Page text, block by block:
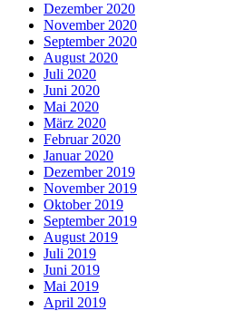
Dezember 2020
November 2020
September 2020
August 2020
Juli 2020
Juni 2020
Mai 2020
März 2020
Februar 2020
Januar 2020
Dezember 2019
November 2019
Oktober 2019
September 2019
August 2019
Juli 2019
Juni 2019
Mai 2019
April 2019